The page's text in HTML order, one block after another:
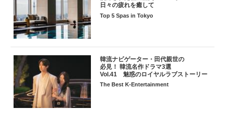
日々の疲れを癒して
Top 5 Spas in Tokyo
韓流ナビゲーター・田代親世の
必見！ 韓流名作ドラマ3選
Vol.41 魅惑のロイヤルラブストーリー
The Best K-Entertainment